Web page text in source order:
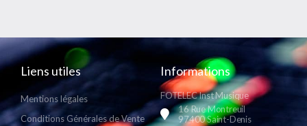
Liens utiles
Mentions légales
Conditions Générales de Vente
Informations
FOTELEC Inst Musique
16 Rue Montreuil
97400 Saint-Denis